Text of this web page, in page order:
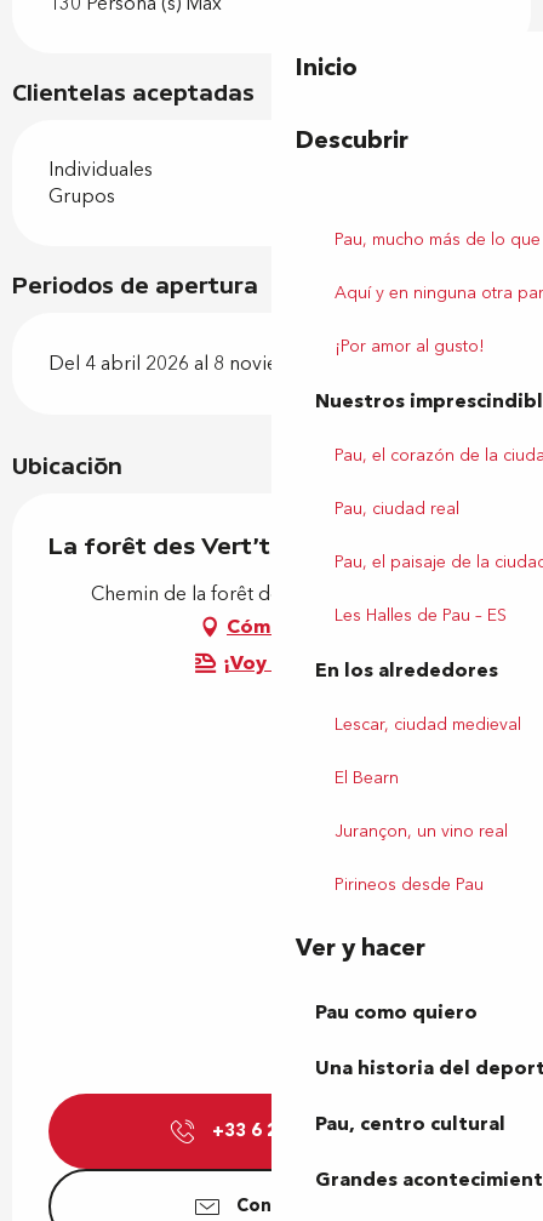
Inicio
Descubrir
Pau, mucho más de lo
Aquí y en ninguna otra
¡Por amor al gusto!
Nuestros
Pau, el corazón de la
Pau, ciudad real
Pau, el paisaje de la
Les Halles de Pau – ES
En los alrededores
Lescar, ciudad medieval
El Bearn
Jurançon, un vino real
Pirineos desde Pau
Ver y hacer
Pau como quiero
Una historia del
Pau, centro cultural
Grandes
Clientelas aceptadas
Individuales
Grupos
Periodos de apertura
Del 4 abril 2026 al 8 noviembre 2026
Ubicación
La forêt des Vert'tiges
Chemin de la forêt de Bastard, 64000 Pau
Cómo llegar
¡Voy en tren!
+33 6 29 60 03▒▒
Contáctenos